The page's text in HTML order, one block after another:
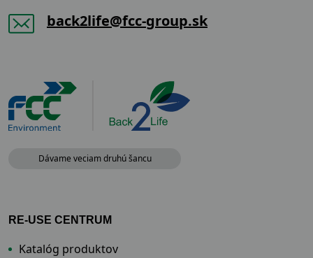
back2life@fcc-group.sk
Dávame veciam druhú šancu
RE-USE CENTRUM
Katalóg produktov